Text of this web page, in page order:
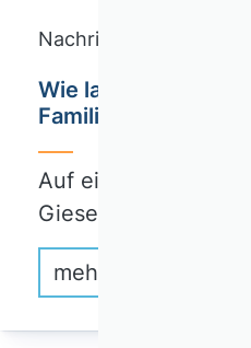
Nachricht
Wie lassen sich
Familie vereinbaren?
Auf einen Kaffee
Giesen…
mehr erfahren